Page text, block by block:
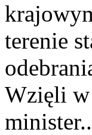
terenie
Wzięli w